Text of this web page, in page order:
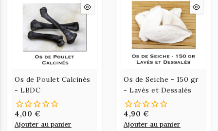
Os de Poulet Calcinés
- LBDC
4,00 €
Ajouter au panier
Os de Seiche - 150 gr
- Lavés et Dessalés
4,90 €
Ajouter au panier